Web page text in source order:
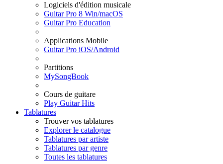
Logiciels d'édition musicale
Guitar Pro 8 Win/macOS
Guitar Pro Education
Applications Mobile
Guitar Pro iOS/Android
Partitions
MySongBook
Cours de guitare
Play Guitar Hits
Tablatures
Trouver vos tablatures
Explorer le catalogue
Tablatures par artiste
Tablatures par genre
Toutes les tablatures